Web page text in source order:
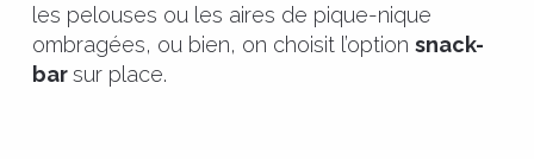
les pelouses ou les aires de pique-nique
ombragées, ou bien, on choisit l’option snack-
barsur place.